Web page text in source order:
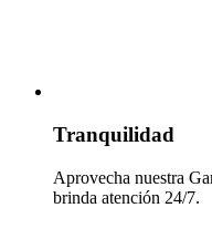
Tranquilidad
Aprovecha nuestra
brinda atención 24/7.